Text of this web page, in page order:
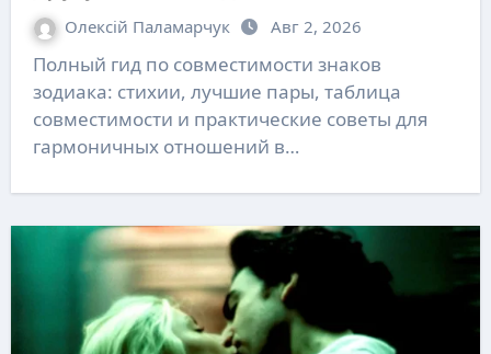
Олексій Паламарчук Авг 2, 2026
Полный гид по совместимости знаков
зодиака: стихии, лучшие пары, таблица
совместимости и практические советы для
гармоничных отношений в…